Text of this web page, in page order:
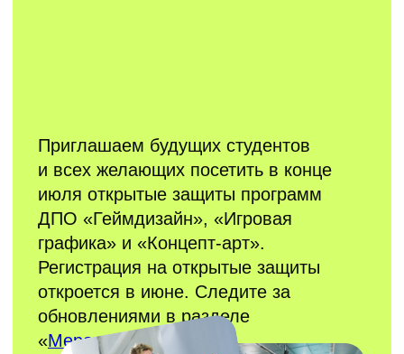
Анимация 2D/3D
Для тех, кто хочет освоить профессию
художника-аниматора в индустрии анимации